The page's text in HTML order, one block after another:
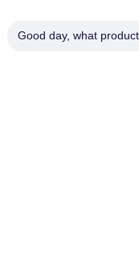
Round Tension S
Good day, what